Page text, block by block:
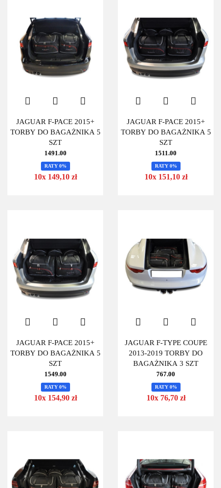
JAGUAR F-PACE 2015+
TORBY DO BAGAŻNIKA 5
SZT
1491.00
RATY 0%
10x 149,10 zł
JAGUAR F-PACE 2015+
TORBY DO BAGAŻNIKA 5
SZT
1511.00
RATY 0%
10x 151,10 zł
JAGUAR F-PACE 2015+
TORBY DO BAGAŻNIKA 5
SZT
1549.00
RATY 0%
10x 154,90 zł
JAGUAR F-TYPE COUPE
2013-2019 TORBY DO
BAGAŻNIKA 3 SZT
767.00
RATY 0%
10x 76,70 zł